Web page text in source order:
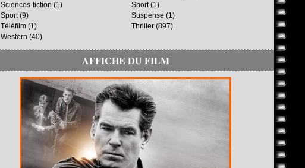
Sciences-fiction (1) Short(1)
Sport(9) Suspense (1)
Téléfilm (1) Thriller (897)
Western (40)
AFFICHE DU FILM